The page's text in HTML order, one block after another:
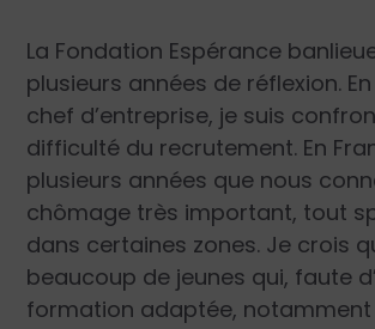
La Fondation Espérance
plusieurs années de réflexion.
chef d’entreprise, je suis
difficulté du recrutement. En
plusieurs années que nous
chômage très important, tout
dans certaines zones. Je crois
beaucoup de jeunes qui, faute
formation adaptée,